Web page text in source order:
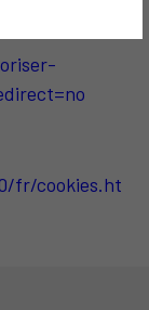
fr/cookies.ht